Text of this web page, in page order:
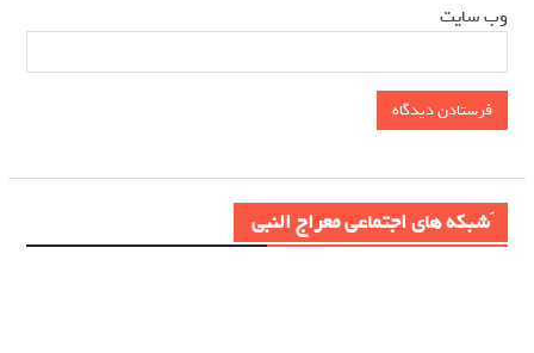
وب‌ سایت
َشبکه های اجتماعی معراج النبی